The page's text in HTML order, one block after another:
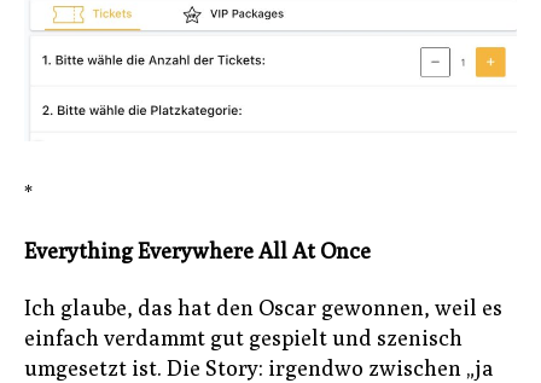
*
Everything Everywhere All At Once
Ich glaube, das hat den Oscar gewonnen, weil es
einfach verdammt gut gespielt und szenisch
umgesetzt ist. Die Story: irgendwo zwischen „ja